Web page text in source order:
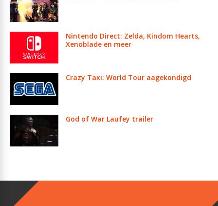
Nintendo Direct: Zelda, Kindom Hearts,
Xenoblade en meer
Crazy Taxi: World Tour aagekondigd
God of War Laufey trailer